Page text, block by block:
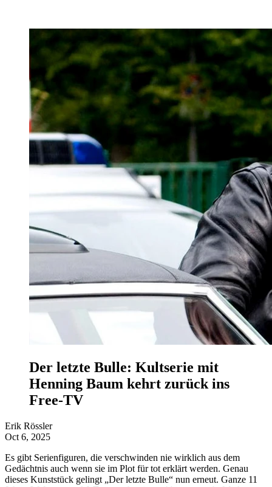
Der letzte Bulle: Kultserie mit
Henning Baum kehrt zurück ins
Free-TV
Erik Rössler
Oct 6, 2025
Es gibt Serienfiguren, die verschwinden nie wirklich aus dem
Gedächtnis auch wenn sie im Plot für tot erklärt werden. Genau
dieses Kunststück gelingt „Der letzte Bulle“ nun erneut. Ganze 11